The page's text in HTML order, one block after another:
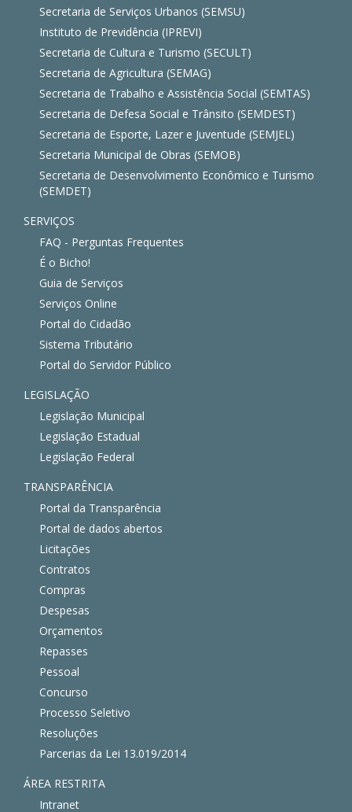
Secretaria de Serviços Urbanos (SEMSU)
Instituto de Previdência (IPREVI)
Secretaria de Cultura e Turismo (SECULT)
Secretaria de Agricultura (SEMAG)
Secretaria de Trabalho e Assistência Social (SEMTAS)
Secretaria de Defesa Social e Trânsito (SEMDEST)
Secretaria de Esporte, Lazer e Juventude (SEMJEL)
Secretaria Municipal de Obras (SEMOB)
Secretaria de Desenvolvimento Econômico e Turismo
(SEMDET)
SERVIÇOS
FAQ - Perguntas Frequentes
É o Bicho!
Guia de Serviços
Serviços Online
Portal do Cidadão
Sistema Tributário
Portal do Servidor Público
LEGISLAÇÃO
Legislação Municipal
Legislação Estadual
Legislação Federal
TRANSPARÊNCIA
Portal da Transparência
Portal de dados abertos
Licitações
Contratos
Compras
Despesas
Orçamentos
Repasses
Pessoal
Concurso
Processo Seletivo
Resoluções
Parcerias da Lei 13.019/2014
ÁREA RESTRITA
Intranet